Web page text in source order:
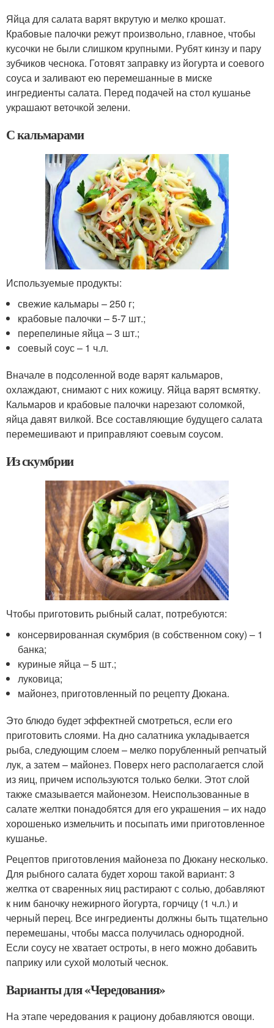
Яйца для салата варят вкрутую и мелко крошат.
Крабовые палочки режут произвольно, главное, чтобы
кусочки не были слишком крупными. Рубят кинзу и пару
зубчиков чеснока. Готовят заправку из йогурта и соевого
соуса и заливают ею перемешанные в миске
ингредиенты салата. Перед подачей на стол кушанье
украшают веточкой зелени.
С кальмарами
Используемые продукты:
свежие кальмары – 250 г;
крабовые палочки – 5-7 шт.;
перепелиные яйца – 3 шт.;
соевый соус – 1 ч.л.
Вначале в подсоленной воде варят кальмаров,
охлаждают, снимают с них кожицу. Яйца варят всмятку.
Кальмаров и крабовые палочки нарезают соломкой,
яйца давят вилкой. Все составляющие будущего салата
перемешивают и приправляют соевым соусом.
Из скумбрии
Чтобы приготовить рыбный салат, потребуются:
консервированная скумбрия (в собственном соку) – 1
банка;
куриные яйца – 5 шт.;
луковица;
майонез, приготовленный по рецепту Дюкана.
Это блюдо будет эффектней смотреться, если его
приготовить слоями. На дно салатника укладывается
рыба, следующим слоем – мелко порубленный репчатый
лук, а затем – майонез. Поверх него располагается слой
из яиц, причем используются только белки. Этот слой
также смазывается майонезом. Неиспользованные в
салате желтки понадобятся для его украшения – их надо
хорошенько измельчить и посыпать ими приготовленное
кушанье.
Рецептов приготовления майонеза по Дюкану несколько.
Для рыбного салата будет хорош такой вариант: 3
желтка от сваренных яиц растирают с солью, добавляют
к ним баночку нежирного йогурта, горчицу (1 ч.л.) и
черный перец. Все ингредиенты должны быть тщательно
перемешаны, чтобы масса получилась однородной.
Если соусу не хватает остроты, в него можно добавить
паприку или сухой молотый чеснок.
Варианты для «Чередования»
На этапе чередования к рациону добавляются овощи.